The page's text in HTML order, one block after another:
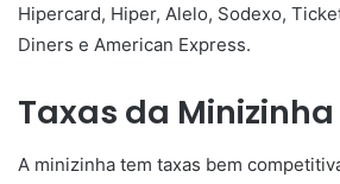
Hipercard, Hiper, Alelo, Sodexo,
Diners e American Express.
Taxas da Minizinha
A minizinha tem taxas bem